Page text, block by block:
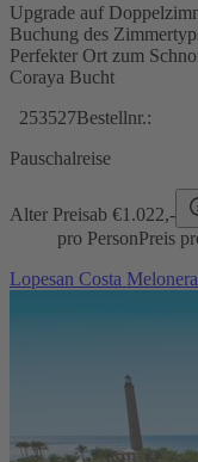
Upgrade auf
Buchung des
Perfekter Ort zum
Coraya Bucht
253527Bestellnr.:
Pauschalreise
Alter Preisab €1.022,-
pro PersonPreis
Lopesan Costa